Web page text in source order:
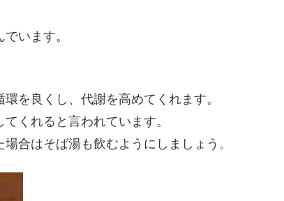
います。
を良くし、代謝を高めてくれます。
くれると言われています。
合はそば湯も飲むようにしましょう。